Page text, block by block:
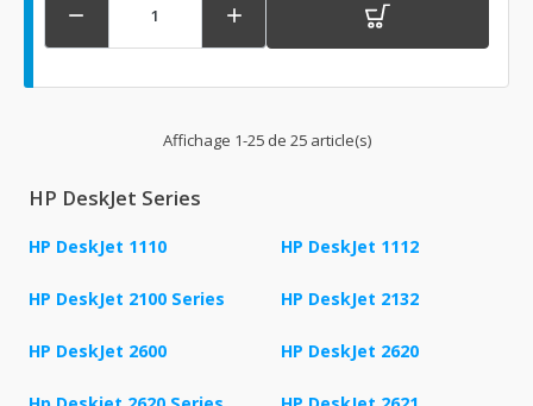
 
Affichage 1-25 de 25 article(s)
HP DeskJet Series
HP DeskJet 1110 HP DeskJet 1112
HP DeskJet 2100 Series HP DeskJet 2132
HP DeskJet 2600 HP DeskJet 2620